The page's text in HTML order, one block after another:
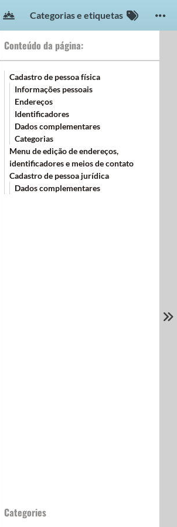
Categorias e etiquetas
Conteúdo da página:
Cadastro de pessoa física
Informações pessoais
Endereços
Identificadores
Dados complementares
Categorias
Menu de edição de endereços,
identificadores e meios de contato
Cadastro de pessoa jurídica
Dados complementares
Categories